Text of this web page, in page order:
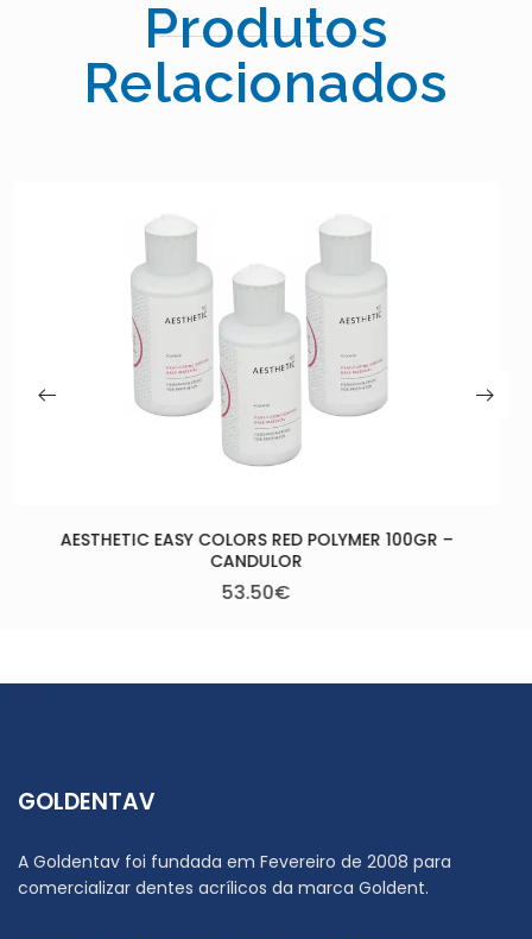
Produtos
Relacionados
AESTHETIC BLUE POLYMER – CANDULOR
79.00
GOLDENTAV
A Goldentav foi fundada em Fevereiro de 2008 para
comercializar dentes acrílicos da marca Goldent.